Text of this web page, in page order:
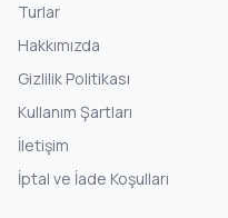
Turlar
Hakkımızda
Gizlilik Politikası
Kullanım Şartları
İletişim
İptal ve İade Koşulları